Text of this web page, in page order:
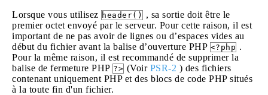
Lorsque vous utilisez header()
, sa sortie doit être le
premier octet envoyé par le serveur. Pour cette raison, il est
important de ne pas avoir de lignes ou d’espaces vides au
début du fichier avant la balise d’ouverture PHP <?php .
Pour la même raison, il est recommandé de supprimer la
balise de fermeture PHP ?> (Voir PSR-2 ) des fichiers
contenant uniquement PHP et des blocs de code PHP situés
à la toute fin d'un fichier.